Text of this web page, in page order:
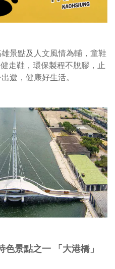
景點及人文風情為輔，童鞋
走鞋，環保製程不脫膠，止
遊，健康好生活。
色景點之一
「大港橋」